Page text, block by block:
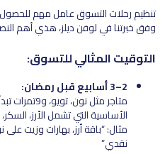
تنظيم رحلات التسوق عامل مهم
وفق خبرتنا في لوفن ديلز، هذي أهم
التوقيت المثالي للتسوق:
2–3 أسابيع قبل رمضان:
متاجر مثل
الأساسية التي تشمل الأرز، السكر،
نقدي”